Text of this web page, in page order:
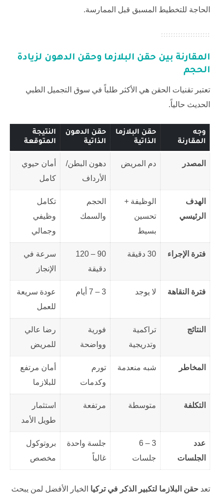
الحاجة للتخطيط المسبق قبل الممارسة.
المقارنة بين حقن البلازما وحقن الدهون لزيادة
الحجم
تعتبر تقنيات الحقن هي الأكثر طلباً في سوق التجميل الطبي
الحديث حالياً.
وجه
المقارنة
حقن البلازما
الذاتية
حقن الدهون
الذاتية
النتيجة
المتوقعة
المصدر دم المريض
دهون البطن/
الأرداف
أمان حيوي
كامل
الهدف
الرئيسي
الوظيفة +
تحسين
بسيط
الحجم
والسمك
تكامل
وظيفي
وجمالي
فترة الإجراء 30 دقيقة
90 – 120
دقيقة
سرعة في
الإنجاز
فترة النقاهة لا يوجد 3 – 7 أيام
عودة سريعة
للعمل
النتائج
تراكمية
وتدريجية
فورية
وواضحة
رضا عالي
للمريض
المخاطر شبه منعدمة
تورم
وكدمات
أمان مرتفع
للبلازما
التكلفة متوسطة مرتفعة
استثمار
طويل الأمد
عدد
الجلسات
3 – 6
جلسات
جلسة واحدة
غالباً
بروتوكول
مخصص
تعد حقن البلازما لتكبير الذكر في تركيا الخيار الأفضل لمن يبحث